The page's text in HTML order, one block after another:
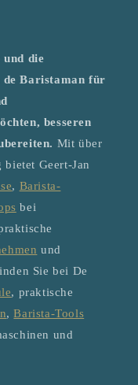
und die
Baristaman für
besseren
Mit über
Geert-Jan
, Barista-
bei
und
Sie bei De
, praktische
,Barista-Tools
und